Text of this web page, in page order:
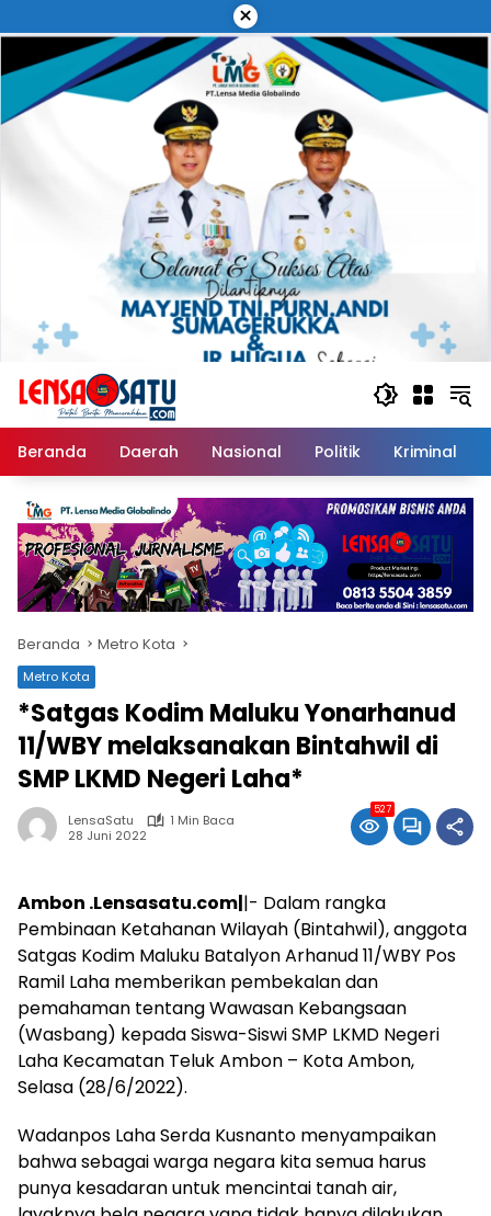
ke
konten
×
Beranda Daerah Nasional Politik Kriminal
Beranda Metro Kota
Metro Kota
*Satgas Kodim Maluku Yonarhanud
11/WBY melaksanakan Bintahwil di
SMP LKMD Negeri Laha*
LensaSatu
1 Min Baca
28 Juni 2022
527
Ambon .Lensasatu.com||- Dalam rangka
Pembinaan Ketahanan Wilayah (Bintahwil), anggota
Satgas Kodim Maluku Batalyon Arhanud 11/WBY Pos
Ramil Laha memberikan pembekalan dan
pemahaman tentang Wawasan Kebangsaan
(Wasbang) kepada Siswa-Siswi SMP LKMD Negeri
Laha Kecamatan Teluk Ambon – Kota Ambon,
Selasa (28/6/2022).
Wadanpos Laha Serda Kusnanto menyampaikan
bahwa sebagai warga negara kita semua harus
punya kesadaran untuk mencintai tanah air,